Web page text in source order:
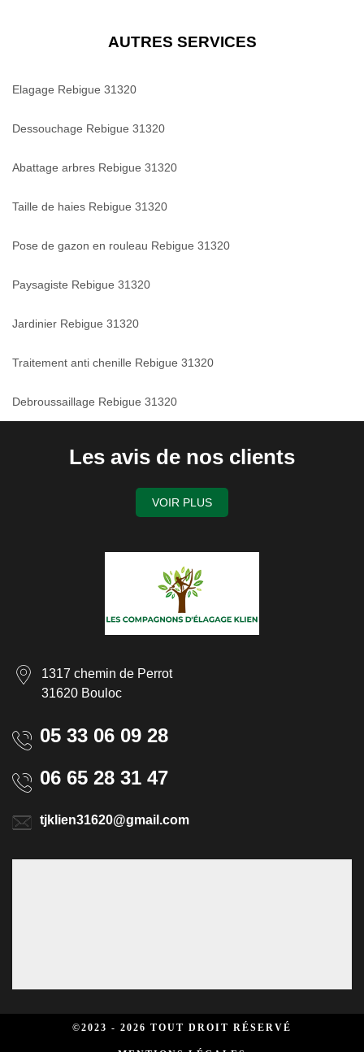
AUTRES SERVICES
Elagage Rebigue 31320
Dessouchage Rebigue 31320
Abattage arbres Rebigue 31320
Taille de haies Rebigue 31320
Pose de gazon en rouleau Rebigue 31320
Paysagiste Rebigue 31320
Jardinier Rebigue 31320
Traitement anti chenille Rebigue 31320
Debroussaillage Rebigue 31320
Les avis de nos clients
VOIR PLUS
1317 chemin de Perrot
31620 Bouloc
05 33 06 09 28
06 65 28 31 47
tjklien31620@gmail.com
©2023 - 2026 TOUT DROIT RÉSERVÉ